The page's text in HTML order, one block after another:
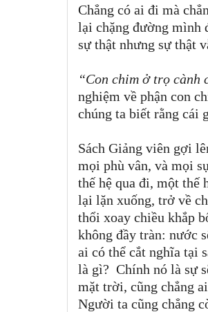
Chẳng có ai đi mà
lại chặng đường mình
sự thật nhưng sự thật
“Con chim ở trọ cành
nghiệm về phận con
chúng ta biết rằng cái
Sách Giảng viên gợi
mọi phù vân, và mọi
thế hệ qua đi, một
lại lặn xuống, trở về
thổi xoay chiều khắp
không đầy tràn: nước
ai có thể cắt nghĩa tại
là gì? Chính nó là sự
mặt trời, cũng chẳng
Người ta cũng chẳng